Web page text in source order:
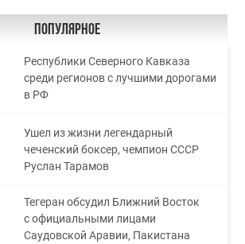
Популярное
Республики Северного Кавказа
среди регионов с лучшими дорогами
в РФ
Ушел из жизни легендарный
чеченский боксер, чемпион СССР
Руслан Тарамов
Тегеран обсудил Ближний Восток
с официальными лицами
Саудовской Аравии, Пакистана